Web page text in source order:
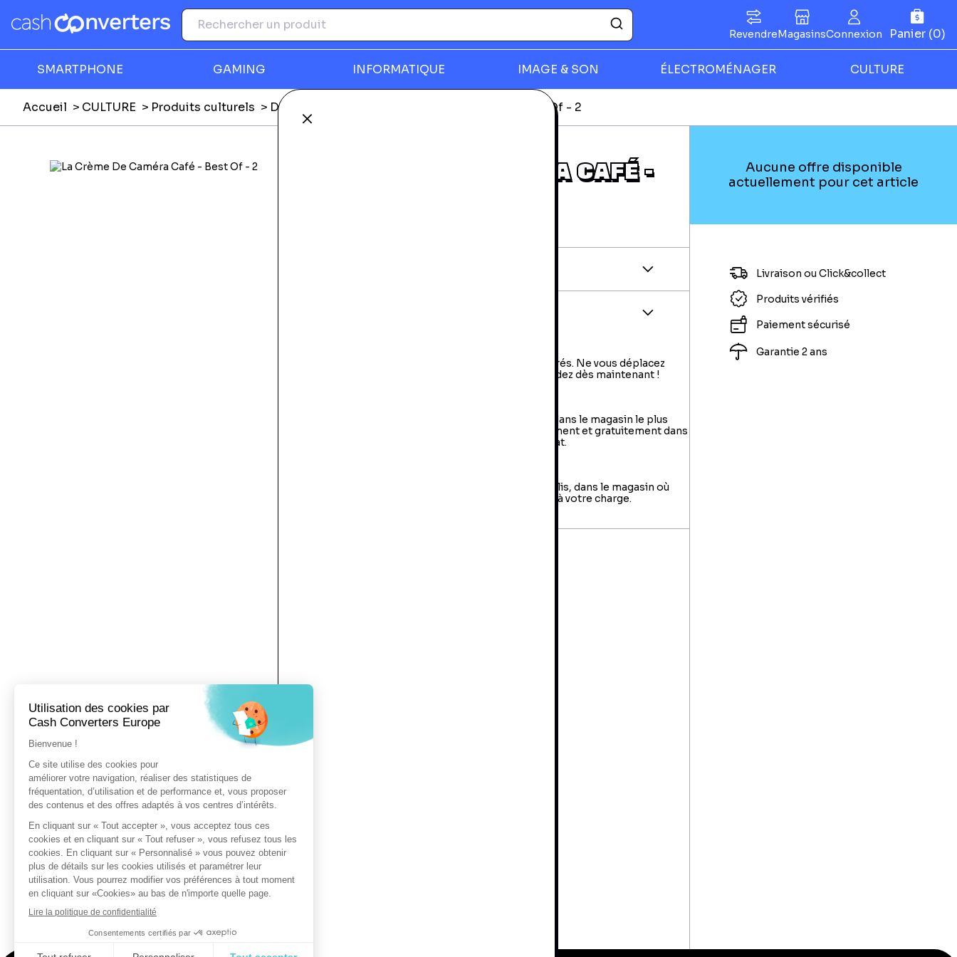
Panier (0)
RevendreMagasinsConnexion
SMARTPHONE GAMING INFORMATIQUE IMAGE & SON ÉLECTROMÉNAGER CULTURE
Fermer
Accueil CULTURE Produits culturels DVD, Blu-ray La Crème De Caméra Café - Best Of - 2
LA CRÈME DE CAMÉRA CAFÉ -
Livraison à domicile : livraison sous 2 à 5 jours ouvrés. Ne vous déplacez
plus, votre colis arrive à votre domicile ! Commandez dès maintenant !
Le retrait en magasin : sélectionner vos produits dans le magasin le plus
proche de chez vous et retirer votre colis directement et gratuitement dans
le magasin au sein duquel vous avez effectué l’achat.
Vous avez jusqu'à 14 jours pour retourner votre colis, dans le magasin où
vous avez fait votre achat. Les frais de retour sont à votre charge.
Aucune offre disponible
actuellement pour cet article
Livraison ou Click&collect
Produits vérifiés
Paiement sécurisé
Garantie 2 ans